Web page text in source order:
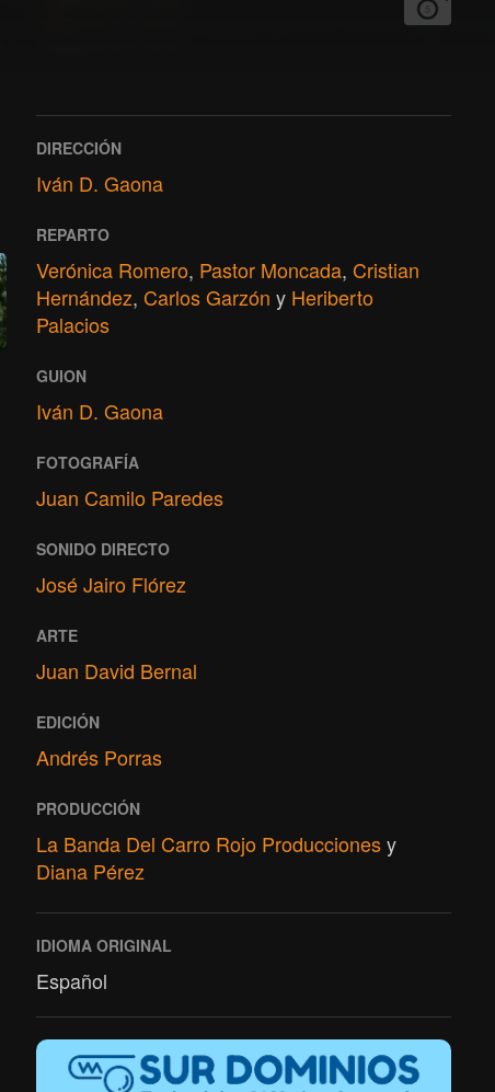
DIRECCIÓN
Iván D. Gaona
REPARTO
Verónica Romero, Pastor Moncada, Cristian
Hernández, Carlos Garzón y Heriberto
Palacios
GUION
Iván D. Gaona
FOTOGRAFÍA
Juan Camilo Paredes
SONIDO DIRECTO
José Jairo Flórez
ARTE
Juan David Bernal
EDICIÓN
Andrés Porras
PRODUCCIÓN
La Banda Del Carro Rojo Produccionesy
Diana Pérez
IDIOMA ORIGINAL
Español